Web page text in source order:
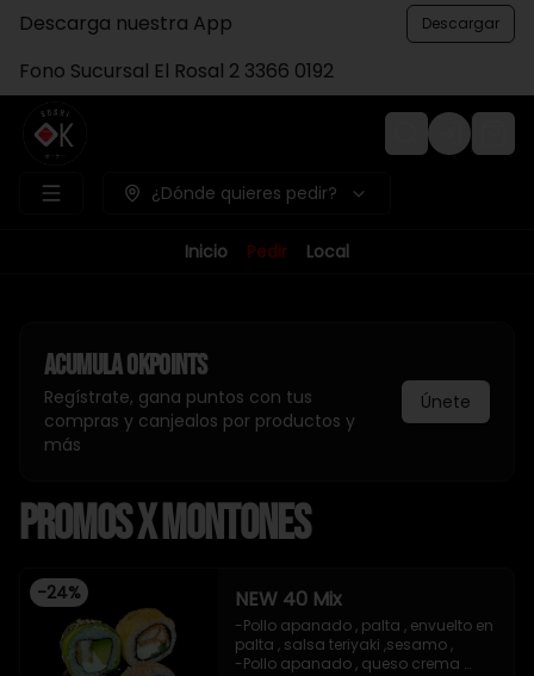
Descarga nuestra App Descargar
Fono Sucursal El Rosal 2 3366 0192
Login
¿Dónde quieres pedir?
Inicio Pedir Local
AcumulaOkpoints
Regístrate, gana puntos con tus
compras y canjealos por productos y
más
Únete
Promos x Montones
-24% NEW 40 Mix
-Pollo apanado , palta , envuelto en
palta , salsa teriyaki ,sesamo ,
-Pollo apanado , queso crema